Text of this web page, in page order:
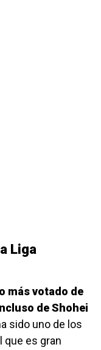
Liga
más votado de
de Shohei
sido uno de los
que es gran